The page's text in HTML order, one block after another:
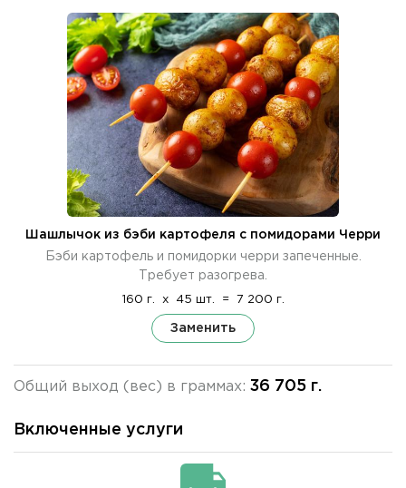
Шашлычок из бэби картофеля с помидорами Черри
Бэби картофель и помидорки черри запеченные.
Требует разогрева.
160 г. x 45 шт. = 7 200 г.
Заменить
Общий выход (вес) в граммах: 36 705 г.
Включенные услуги